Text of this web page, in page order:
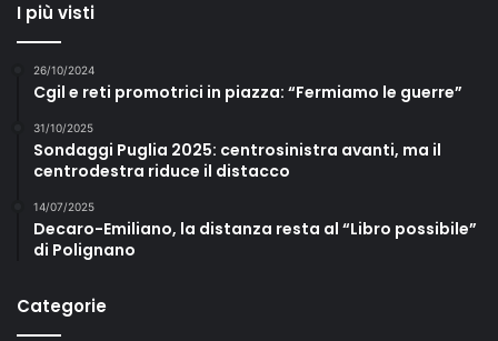
I più visti
26/10/2024
Cgil e reti promotrici in piazza: “Fermiamo le guerre”
31/10/2025
Sondaggi Puglia 2025: centrosinistra avanti, ma il
centrodestra riduce il distacco
14/07/2025
Decaro-Emiliano, la distanza resta al “Libro possibile”
di Polignano
Categorie